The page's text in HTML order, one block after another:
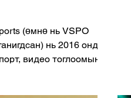
(өмнө нь VSPO
нь 2016 онд
видео тоглоомын